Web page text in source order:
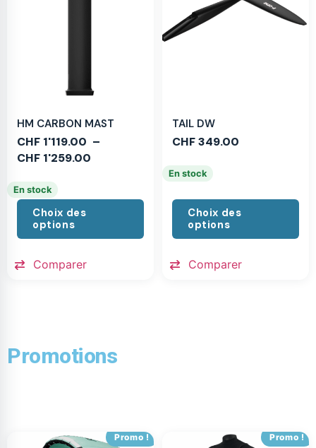
HM CARBON MAST
CHF 1'119.00 –
CHF 1'259.00
En stock
Choix des
options
Comparer
TAIL DW
CHF349.00
En stock
Choix des
options
Comparer
Promotions
Promo ! Promo !